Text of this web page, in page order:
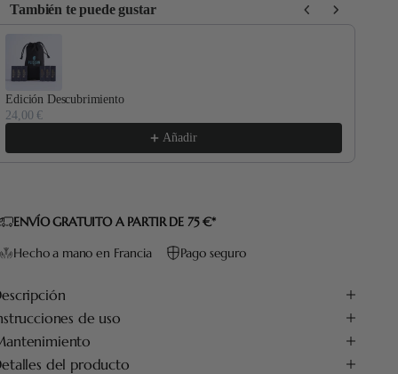
También te puede gustar
the Previous and Next buttons to navigate through product
Edición Descubrimiento
24,00 €
Añadir
ENVÍO GRATUITO A PARTIR DE 75 €*
Hecho a mano en Francia
Pago seguro
de uso
del producto